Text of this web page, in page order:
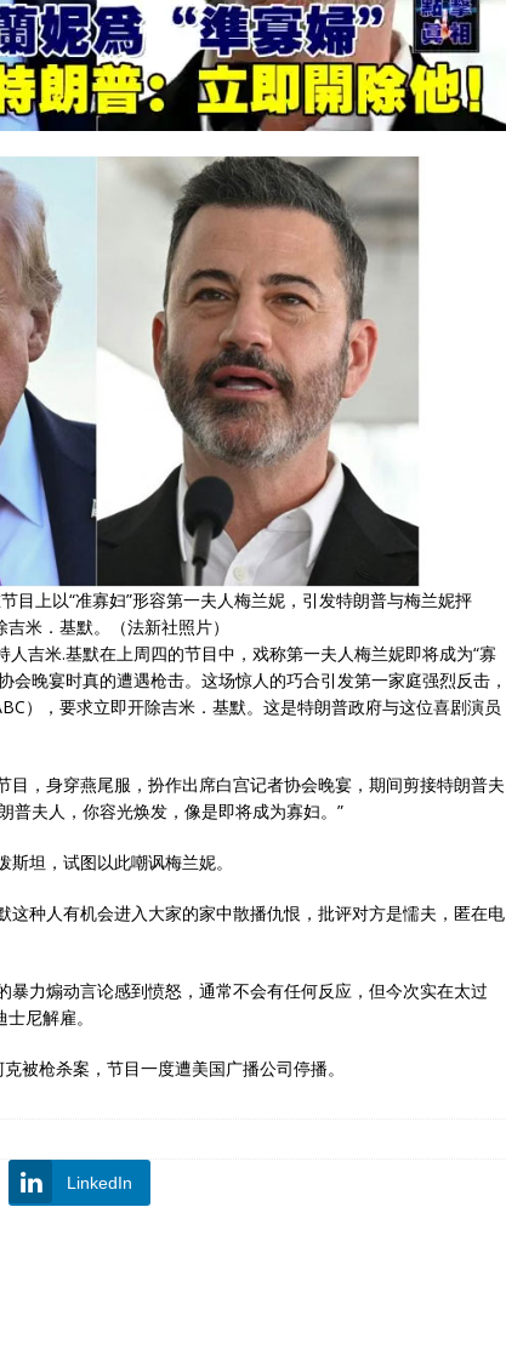
目上以“准寡妇”形容第一夫人梅兰妮，引发特朗普与梅兰妮抨
米．基默。（法新社照片）
人吉米.基默在上周四的节目中，戏称第一夫人梅兰妮即将成为“寡
会晚宴时真的遭遇枪击。这场惊人的巧合引发第一家庭强烈反击，
），要求立即开除吉米．基默。这是特朗普政府与这位喜剧演员
目，身穿燕尾服，扮作出席白宫记者协会晚宴，期间剪接特朗普夫
普夫人，你容光焕发，像是即将成为寡妇。”
坦，试图以此嘲讽梅兰妮。
这种人有机会进入大家的家中散播仇恨，批评对方是懦夫，匿在电
暴力煽动言论感到愤怒，通常不会有任何反应，但今次实在太过
尼解雇。
被枪杀案，节目一度遭美国广播公司停播。
LinkedIn